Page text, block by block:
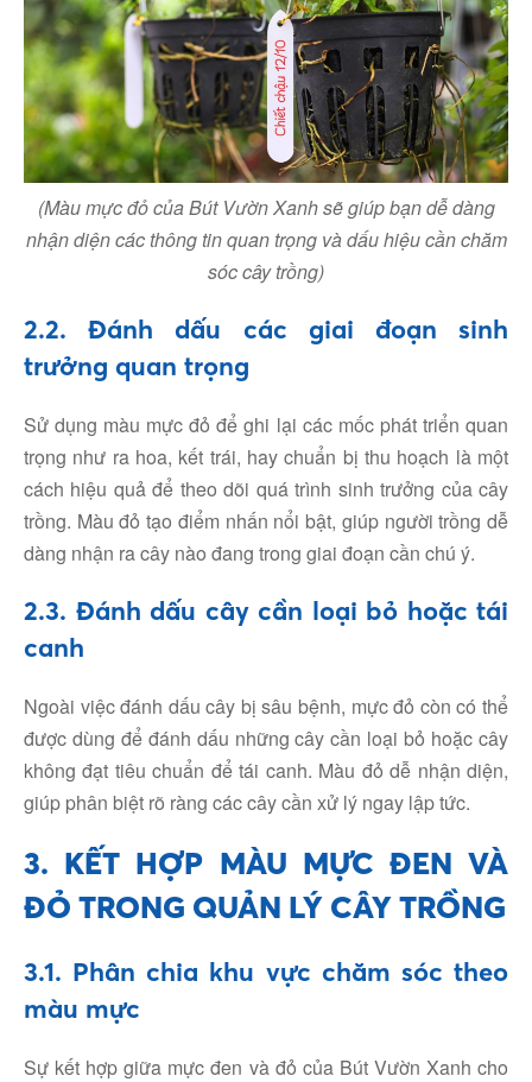
(Màu mực đỏ của Bút Vườn Xanh sẽ giúp bạn dễ dàng
nhận diện các thông tin quan trọng và dấu hiệu cần chăm
sóc cây trồng)
2.2. Đánh dấu các giai đoạn sinh
trưởng quan trọng
Sử dụng màu mực đỏ để ghi lại các mốc phát triển quan
trọng như ra hoa, kết trái, hay chuẩn bị thu hoạch là một
cách hiệu quả để theo dõi quá trình sinh trưởng của cây
trồng. Màu đỏ tạo điểm nhấn nổi bật, giúp người trồng dễ
dàng nhận ra cây nào đang trong giai đoạn cần chú ý.
2.3. Đánh dấu cây cần loại bỏ hoặc tái
canh
Ngoài việc đánh dấu cây bị sâu bệnh, mực đỏ còn có thể
được dùng để đánh dấu những cây cần loại bỏ hoặc cây
không đạt tiêu chuẩn để tái canh. Màu đỏ dễ nhận diện,
giúp phân biệt rõ ràng các cây cần xử lý ngay lập tức.
3. KẾT HỢP MÀU MỰC ĐEN VÀ
ĐỎ TRONG QUẢN LÝ CÂY TRỒNG
3.1. Phân chia khu vực chăm sóc theo
màu mực
Sự kết hợp giữa mực đen và đỏ của Bút Vườn Xanh cho
Facebook
Youtube
Linkedin